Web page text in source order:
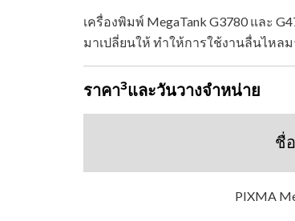
เครื่องพิมพ์ MegaTank G3780 และ
มาเปลี่ยนให้ ทำให้การใช้งานลื่นไหล
ราคา3และวันวางจำหน่าย
ชื่
PIXMA